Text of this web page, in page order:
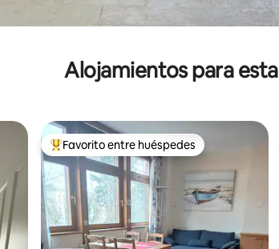
Alojamientos para
De los mejores en Favorito entre huéspedes
Favorito entre huéspedes